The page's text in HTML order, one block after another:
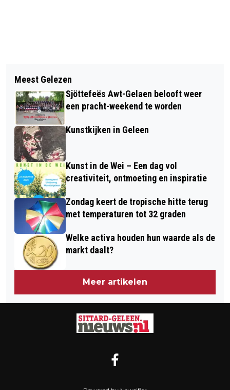
HET BROEDSEIZOEN IS BEGONNEN:
HONDEN AAN DE LIJN
LANDO NORRIS WINT EERSTE
FORMULE 1 GRAND PRIX VAN 2025,
MAX VERSTAPPEN TWEEDE
Meest Gelezen
Sjöttefeës Awt-Gelaen belooft weer
een pracht-weekend te worden
Kunstkijken in Geleen
Kunst in de Wei – Een dag vol
creativiteit, ontmoeting en inspiratie
Zondag keert de tropische hitte terug
met temperaturen tot 32 graden
Welke activa houden hun waarde als de
markt daalt?
Meer artikelen